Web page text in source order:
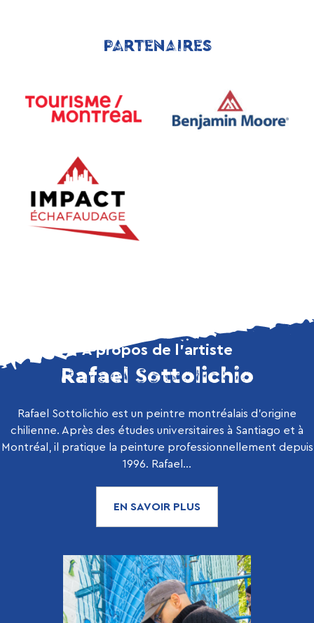
PARTENAIRES
À propos de l’artiste
Rafael Sottolichio
Rafael Sottolichio est un peintre montréalais d’origine
chilienne. Après des études universitaires à Santiago et à
Montréal, il pratique la peinture professionnellement depuis
1996. Rafael...
EN SAVOIR PLUS